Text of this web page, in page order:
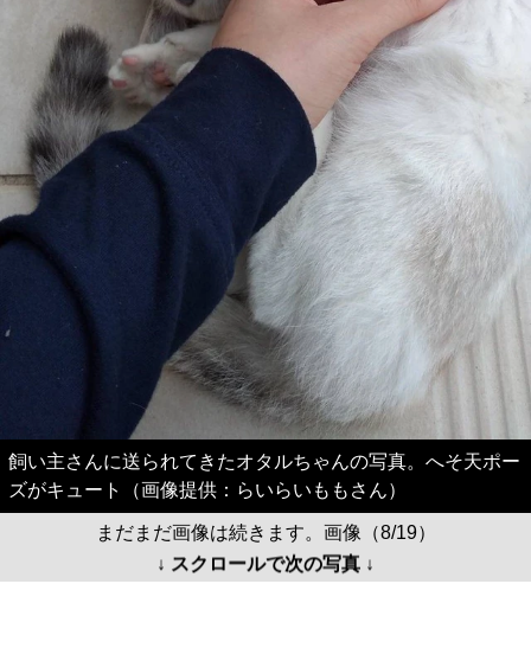
飼い主さんに送られてきたオタルちゃんの写真。へそ天ポー
ズがキュート（画像提供：らいらいももさん）
まだまだ画像は続きます。画像（8/19）
↓ スクロールで次の写真 ↓